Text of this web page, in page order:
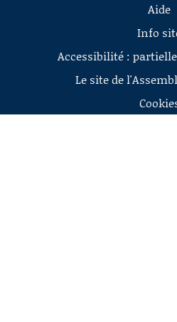
Aide
Info
Accessibilité :
Le site de